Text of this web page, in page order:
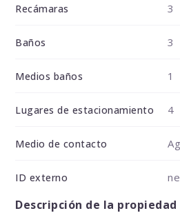
Recámaras 3
Baños 3
Medios baños 1
Lugares de estacionamiento 4
Medio de contacto
ID externo
Descripción de la propiedad